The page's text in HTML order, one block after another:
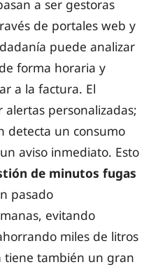
a ser gestoras
de portales web y
puede analizar
forma horaria y
a la factura. El
personalizadas;
detecta un consumo
aviso inmediato. Esto
de minutos fugas
pasado
evitando
miles de litros
tiene también un gran